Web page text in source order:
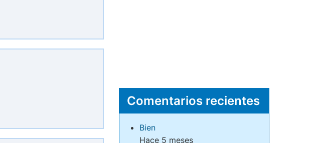
Comentarios recientes
Bien
Hace 5 meses